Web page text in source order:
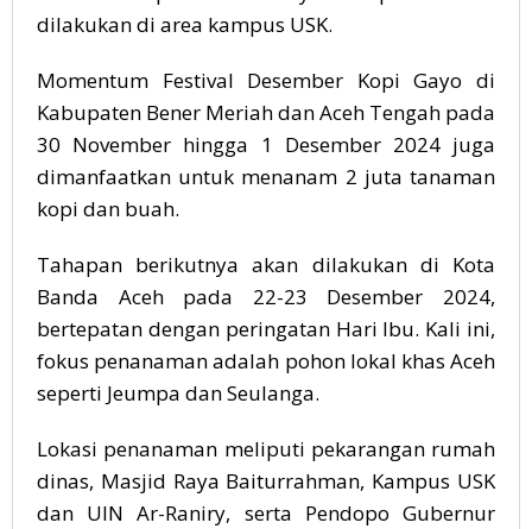
dilakukan di area kampus USK.
Momentum Festival Desember Kopi Gayo di
Kabupaten Bener Meriah dan Aceh Tengah pada
30 November hingga 1 Desember 2024 juga
dimanfaatkan untuk menanam 2 juta tanaman
kopi dan buah.
Tahapan berikutnya akan dilakukan di Kota
Banda Aceh pada 22-23 Desember 2024,
bertepatan dengan peringatan Hari Ibu. Kali ini,
fokus penanaman adalah pohon lokal khas Aceh
seperti Jeumpa dan Seulanga.
Lokasi penanaman meliputi pekarangan rumah
dinas, Masjid Raya Baiturrahman, Kampus USK
dan UIN Ar-Raniry, serta Pendopo Gubernur